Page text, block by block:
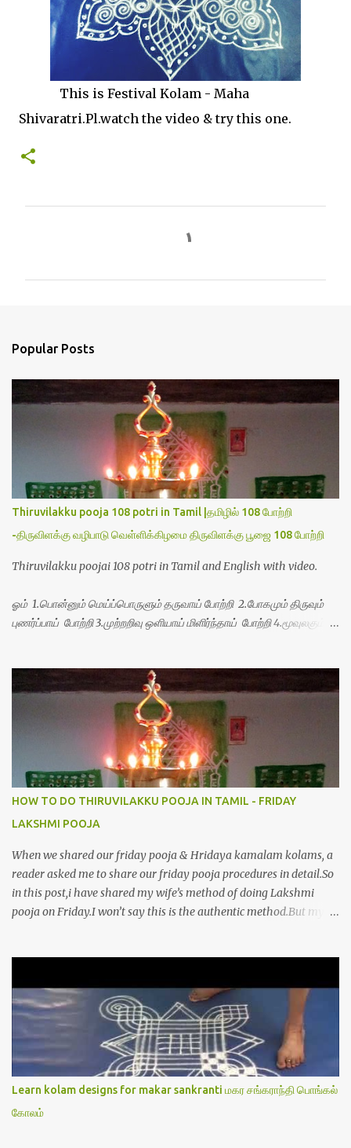
This is Festival Kolam - Maha
Shivaratri.Pl.watch the video & try this one.
s
Popular Posts
Thiruvilakku pooja 108 potri in Tamil |தமிழில் 108 போற்றி
-திருவிளக்கு வழிபாடு வெள்ளிக்கிழமை திருவிளக்கு பூஜை 108 போற்றி
Thiruvilakku poojai 108 potri in Tamil and English with video.
ஓம் 1.பொன்னும் மெய்ப்பொருளும் தருவாய் போற்றி 2.போகமும் திருவும்
புணர்ப்பாய் போற்றி 3.முற்றறிவு ஒளியாய் மிளிர்ந்தாய் போற்றி 4.மூவுலகும்
8.பிறர்வயமாகா பெரியோய் போற்றி 9.பேரின்பப் பெருக்காய் பொலிந்தாய்
போற்றி 10.பேரருட்கடலாம் பேரரு...
HOW TO DO THIRUVILAKKU POOJA IN TAMIL - FRIDAY
LAKSHMI POOJA
When we shared our friday pooja & Hridaya kamalam kolams, a
reader asked me to share our friday pooja procedures in detail.So
in this post,i have shared my wife’s method of doing Lakshmi
pooja on Friday.I won’t say this is the authentic method.But my
Lakshmi poojai with Thiruvilakku poojai
kolam,Hridayakamalam kolam and thiruvilakku pooja
stotram/slokas along with 108 potri in tamil. i.e Archanai slokam
in Tamil.I have tried my best to explain the pooja procedures.Hope
u will find it helpful.I have attached all the sloka pictures from our
book “ Jayamangala sthothram”. I have also typed the Shodasha
upachara pooja sthothram in Tamil & English. If u want to use
this pictures in your website,please ask our permission.Thanks for
Learn kolam designs for makar sankranti மகர சங்கராந்தி பொங்கல்
கோலம்